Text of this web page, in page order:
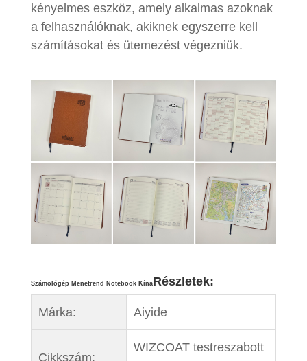
kényelmes eszköz, amely alkalmas azoknak
a felhasználóknak, akiknek egyszerre kell
számításokat és ütemezést végezniük.
Számológép Menetrend Notebook KínaRészletek:
Márka: Aiyide
Cikkszám:
WIZCOAT testreszabott